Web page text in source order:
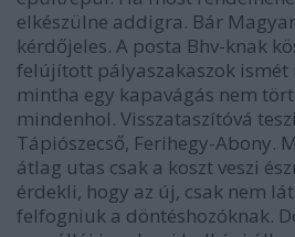
elkészülne addigra. Bár
kérdőjeles. A posta Bhv-knak
felújított pályaszakaszok ismét
mintha egy kapavágás nem
mindenhol. Visszataszítóvá
Tápiószecső, Ferihegy-Abony.
átlag utas csak a koszt veszi
érdekli, hogy az új, csak nem
felfogniuk a döntéshozóknak.